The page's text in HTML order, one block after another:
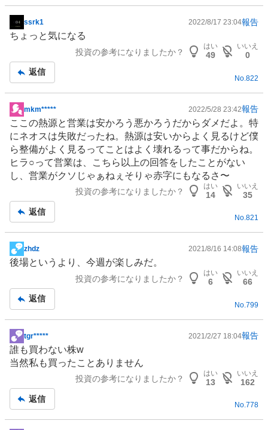
掲
示
事
ssrk1 2022/8/17 23:04報告
ちょっと気になる
投資の参考になりましたか？
はい
49
いいえ
0
返信
No. 822
掲
示
板
記
事
mkm***** 2022/5/28 23:42報告
ここの熱源と営業は安かろう悪かろうだからダメだよ。特
にネオスは失敗だったね。熱源は安いからよく見るけど僕
ら整備がよく見るってことはよく壊れるって事だからね。
ヒラ○って営業は、こちら以上の回答をしたことがない
し、営業がクソじゃぁねぇそりゃ赤字にもなるさ〜
投資の参考になりましたか？
はい
14
いいえ
35
返信
No.821
掲
示
事
zhdz 2021/8/16 14:08報告
後場というより、今週が楽しみだ。
投資の参考になりましたか？
はい
6
いいえ
66
返信
No. 799
掲
示
板
tgr***** 2021/2/27 18:04報告
誰も買わない株w
当然私も買ったことありません
投資の参考になりましたか？
はい
13
いいえ
162
返信
No.778